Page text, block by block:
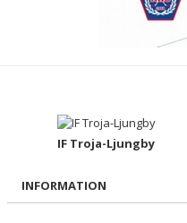
BILDGALLERI
DOKUMENT
IF Troja-Ljungby
INFORMATION